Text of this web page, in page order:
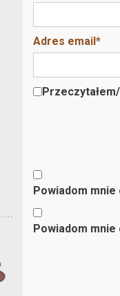
Adres email*
Powiadom
Powiadom